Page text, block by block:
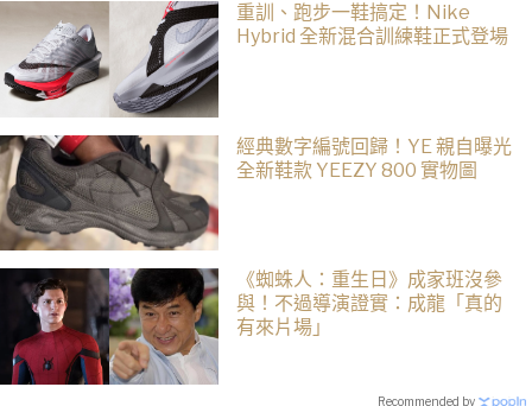
重訓、跑步一鞋搞定！Nike
Hybrid 全新混合訓練鞋正式登場
經典數字編號回歸！YE 親自曝光
全新鞋款 YEEZY 800 實物圖
《蜘蛛人：重生日》成家班沒參
與！不過導演證實：成龍「真的
有來片場」
Recommended by